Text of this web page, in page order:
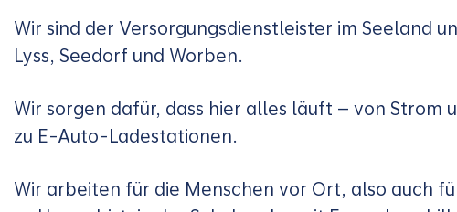
Wir sind der Versorgungsdienstleister im Seeland
Lyss, Seedorf und Worben.
Wir sorgen dafür, dass hier alles läuft – von Strom
zu E-Auto-Ladestationen.
Wir arbeiten für die Menschen vor Ort, also auch